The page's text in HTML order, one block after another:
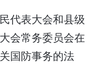
代表大会和县级
会常务委员会在
国防事务的法